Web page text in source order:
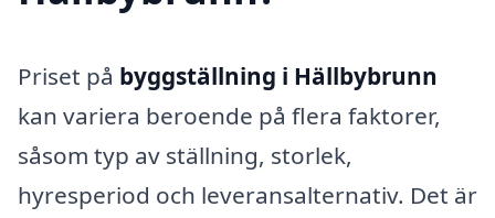
Priset på byggställning i Hällbybrunn
kan variera beroende på flera faktorer,
såsom typ av ställning, storlek,
hyresperiod och leveransalternativ. Det är